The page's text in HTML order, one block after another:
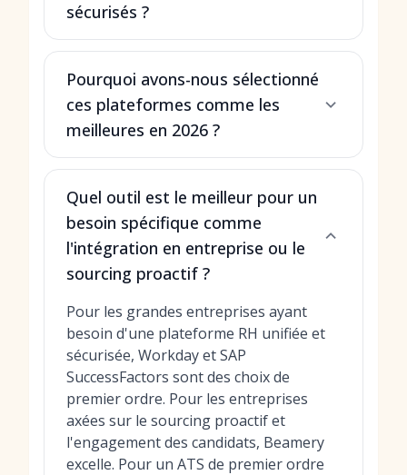
sécurisés ?
Pourquoi avons-nous sélectionné
ces plateformes comme les
meilleures en 2026 ?
Quel outil est le meilleur pour un
besoin spécifique comme
l'intégration en entreprise ou le
sourcing proactif ?
Pour les grandes entreprises ayant
besoin d'une plateforme RH unifiée et
sécurisée, Workday et SAP
SuccessFactors sont des choix de
premier ordre. Pour les entreprises
axées sur le sourcing proactif et
l'engagement des candidats, Beamery
excelle. Pour un ATS de premier ordre